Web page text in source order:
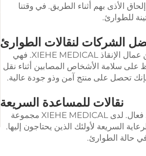
الأذى بهم أثناء الطريق. في وقتنا
للطوارئ.
الشركات لنقالات الطوارئ
عند الحديث عن أفضل النقالات للطوارئ من شركة، يختار العديد من عمال الإنقاذ XIEHE MEDICAL. فهي
على سلامة الأشخاص المصابين أثناء نقل
نقالات للمساعدة السريعة
في حالات الطوارئ، حيث يهم كل ثانية، يمكن أن يجعل الفرق حمال فعال. لدى XIEHE MEDICAL مجموعة
السريعة لأولئك الذين يحتاجون إليها.